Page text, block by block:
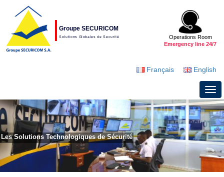
Groupe SECURICOM
Solutions Globales de Securité
Operations Room
Emergency line 24/7
Français English
Les Solutions Technologiques de Sécurité